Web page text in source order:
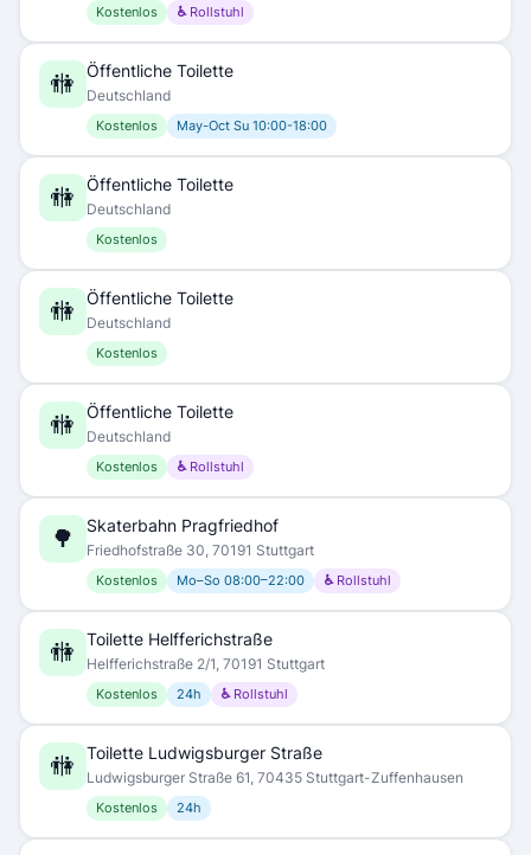
Kostenlos ♿ Rollstuhl
🚻 Öffentliche Toilette
Deutschland
Kostenlos May-Oct Su 10:00-18:00
🚻 Öffentliche Toilette
Deutschland
Kostenlos
🚻 Öffentliche Toilette
Deutschland
Kostenlos
🚻 Öffentliche Toilette
Deutschland
Kostenlos ♿ Rollstuhl
🌳 Skaterbahn Pragfriedhof
Friedhofstraße 30, 70191 Stuttgart
Kostenlos Mo–So 08:00–22:00 ♿ Rollstuhl
🚻 Toilette Helfferichstraße
Helfferichstraße 2/1, 70191 Stuttgart
Kostenlos 24h ♿ Rollstuhl
🚻 Toilette Ludwigsburger Straße
Ludwigsburger Straße 61, 70435 Stuttgart-Zuffenhausen
Kostenlos 24h